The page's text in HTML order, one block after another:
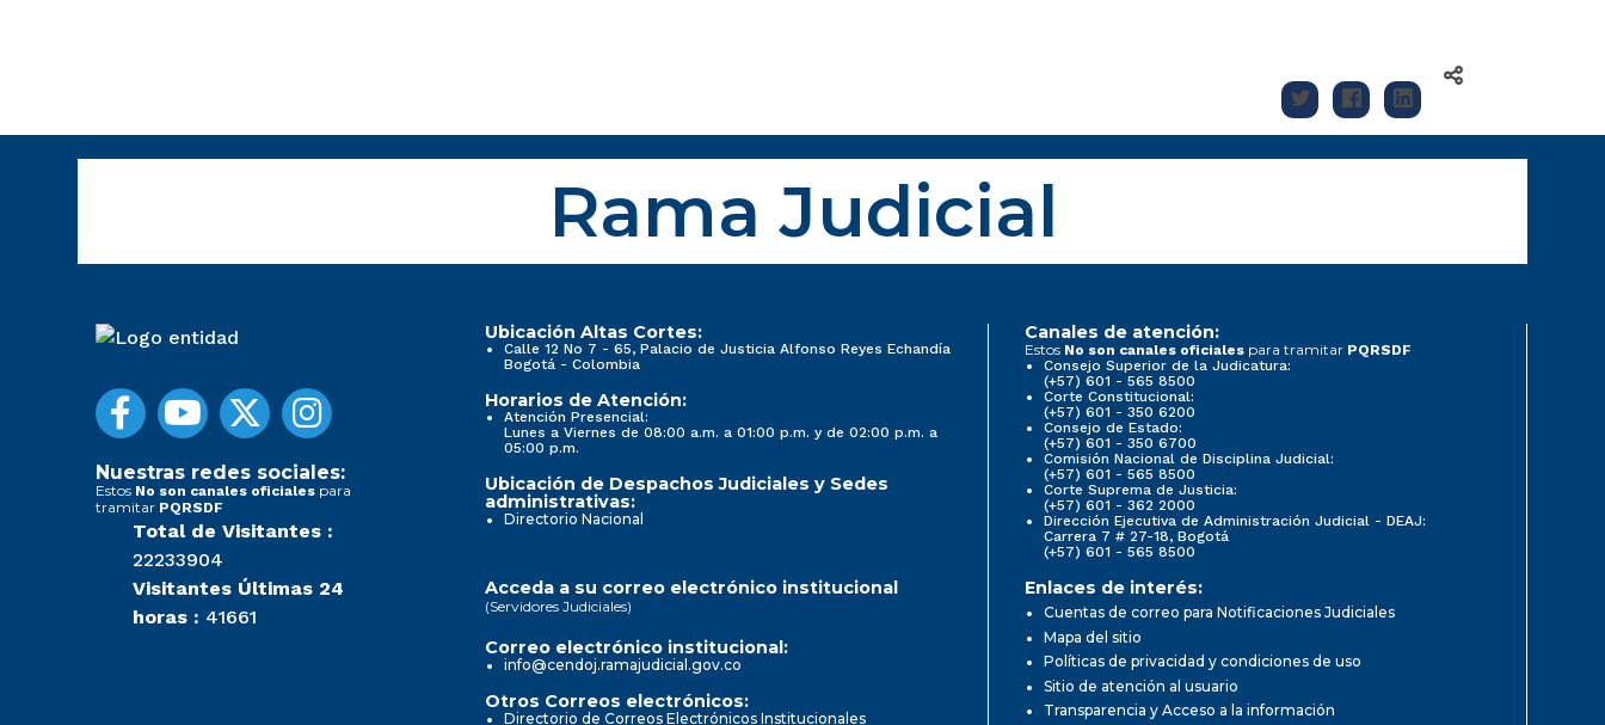
Rama Judicial
Nuestras redes sociales:
Estos No son canales oficiales para
tramitar PQRSDF
Total de Visitantes :
22233904
Visitantes Últimas 24
horas : 41661
Ubicación Altas Cortes:
Calle 12 No 7 - 65, Palacio de Justicia Alfonso Reyes Echandía
Bogotá - Colombia
Horarios de Atención:
Atención Presencial:
Lunes a Viernes de 08:00 a.m. a 01:00 p.m. y de 02:00 p.m. a
05:00 p.m.
Ubicación de Despachos Judiciales y Sedes
administrativas:
Directorio Nacional
Canales de atención:
Estos No son canales oficiales para tramitar PQRSDF
Consejo Superior de la Judicatura:
(+57) 601 - 565 8500
Corte Constitucional:
(+57) 601 - 350 6200
Consejo de Estado:
(+57) 601 - 350 6700
Comisión Nacional de Disciplina Judicial:
(+57) 601 - 565 8500
Corte Suprema de Justicia:
(+57) 601 - 362 2000
Dirección Ejecutiva de Administración Judicial - DEAJ:
Carrera 7 # 27-18, Bogotá
(+57) 601 - 565 8500
Acceda a su correo electrónico institucional
(Servidores Judiciales)
Correo electrónico institucional:
info@cendoj.ramajudicial.gov.co
Otros Correos electrónicos:
Directorio de Correos Electrónicos Institucionales
Enlaces de interés:
Cuentas de correo para Notificaciones Judiciales
Mapa del sitio
Políticas de privacidad y condiciones de uso
Sitio de atención al usuario
Transparencia y Acceso a la información